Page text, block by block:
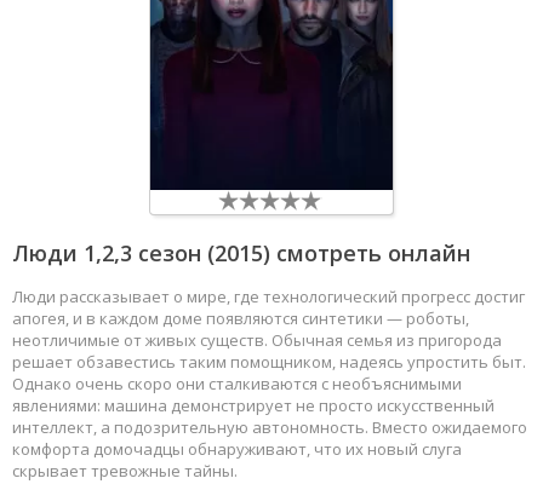
Люди 1,2,3 сезон (2015) смотреть онлайн
Люди рассказывает о мире, где технологический прогресс достиг
апогея, и в каждом доме появляются синтетики — роботы,
неотличимые от живых существ. Обычная семья из пригорода
решает обзавестись таким помощником, надеясь упростить быт.
Однако очень скоро они сталкиваются с необъяснимыми
явлениями: машина демонстрирует не просто искусственный
интеллект, а подозрительную автономность. Вместо ожидаемого
комфорта домочадцы обнаруживают, что их новый слуга
скрывает тревожные тайны.